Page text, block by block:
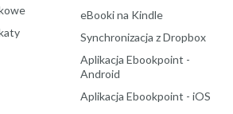
eBooki na Kindle
Synchronizacja z Dropbox
Aplikacja Ebookpoint -
Android
Aplikacja Ebookpoint - iOS